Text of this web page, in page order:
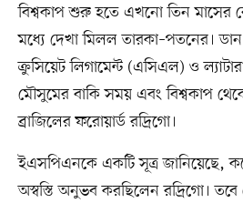
বিশ্বকাপ শুরু হতে এখনো তিন মাসের
মধ্যে দেখা মিলল তারকা–পতনের। ডান
ক্রুসিয়েট লিগামেন্ট (এসিএল) ও
মৌসুমের বাকি সময় এবং বিশ্বকাপ
ব্রাজিলের ফরোয়ার্ড রদ্রিগো।
ইএসপিএনকে একটি সূত্র জানিয়েছে,
অস্বস্তি অনুভব করছিলেন রদ্রিগো।